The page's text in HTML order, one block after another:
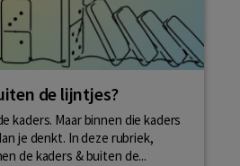
de lijntjes?
kaders. Maar binnen die kaders
je denkt. In deze rubriek,
de kaders & buiten de...